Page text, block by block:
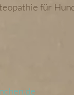
für